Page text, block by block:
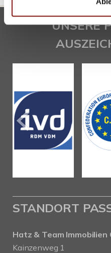
UNSERE
STANDORT
Hatz & Team Immobilien
Kainzenweg 1